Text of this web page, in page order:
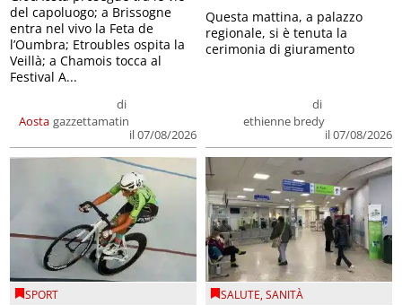
Aosta
di
gazzettamatin
il 07/08/2026
del capoluogo; a Brissogne
entra nel vivo la Feta de
l’Oumbra; Etroubles ospita la
Veillà; a Chamois tocca al
Festival A...
di
ethienne bredy
il 07/08/2026
Questa mattina, a palazzo
regionale, si è tenuta la
cerimonia di giuramento
SPORT SALUTE,SANITÀ